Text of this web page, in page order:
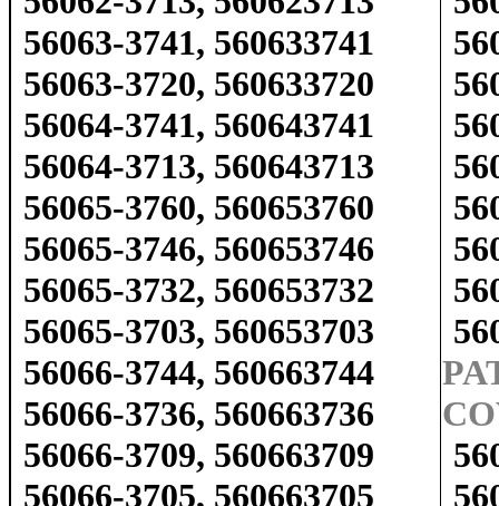
56063-3741, 560633741
56063-3720, 560633720
56064-3741, 560643741
56064-3713, 560643713
56065-3760, 560653760
56065-3746, 560653746
56065-3732, 560653732
56065-3703, 560653703
56066-3744, 560663744
56066-3736, 560663736
56066-3709, 560663709
56066-3705, 560663705